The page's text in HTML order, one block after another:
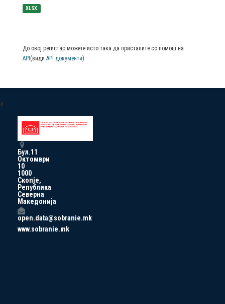
XLSX
До овој регистар можете исто така да пристапите со помош на
API (види API документи)
a
Бул.11
Октомври
10
1000
Скопје,
Република
Северна
Македонија
open.data@sobranie.mk
www.sobranie.mk